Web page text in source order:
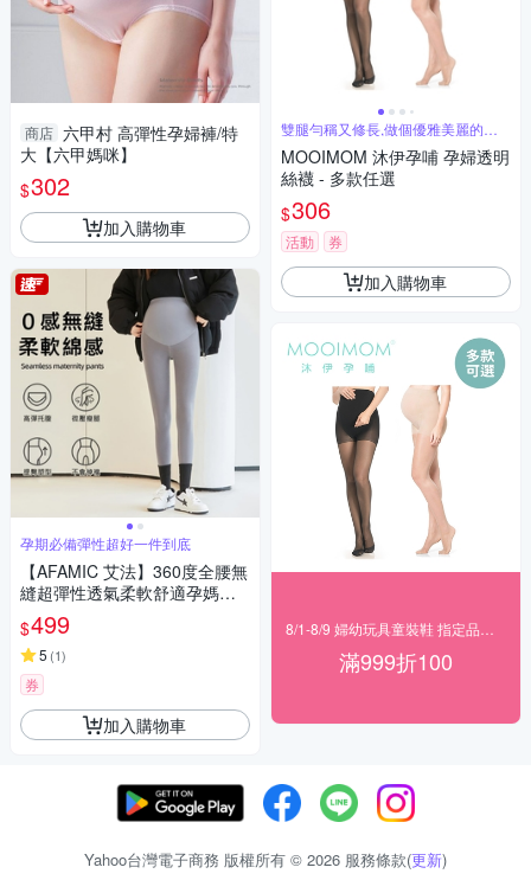
商店 六甲村 高彈性孕婦褲/特
大【六甲媽咪】
$302
加入購物車
孕期必備彈性超好一件到底
【AFAMIC 艾法】360度全腰無
縫超彈性透氣柔軟舒適孕媽咪
顯瘦打底修身提臀托腹褲 內搭
褲(鯊魚褲 孕婦褲)
$499
5 (1)
券
加入購物車
雙腿勻稱又修長,做個優雅美麗的孕
媽咪
MOOIMOM 沐伊孕哺 孕婦透明
絲襪 - 多款任選
$306
活動 券
加入購物車
滿999折100
Yahoo台灣電子商務 版權所有 © 2026 服務條款(更新)